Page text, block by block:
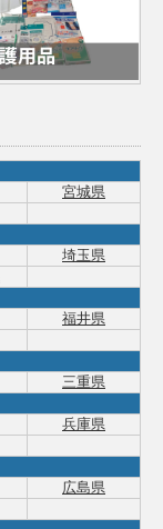
宮城県
埼玉県
福井県
三重県
兵庫県
広島県